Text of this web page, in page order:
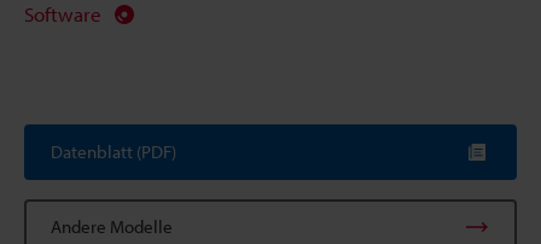
Software
Datenblatt (PDF)
Andere Modelle